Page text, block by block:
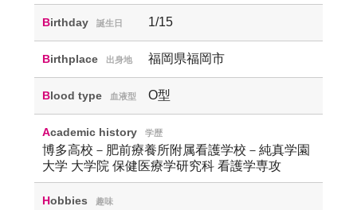
Birthday 誕生日 1/15
Birthplace 出身地 福岡県福岡市
Blood type 血液型 O型
Academic history 学歴
博多高校－肥前療養所附属看護学校－純真学園
大学 大学院 保健医療学研究科 看護学専攻
Hobbies 趣味